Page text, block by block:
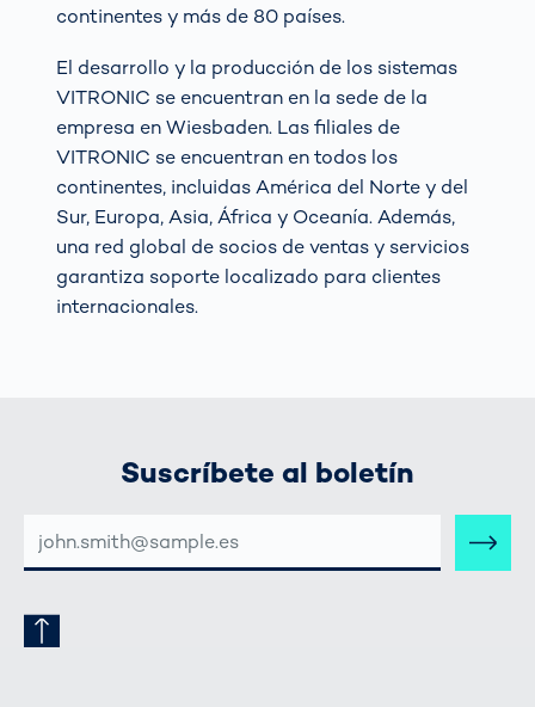
continentes y más de 80 países.
El desarrollo y la producción de los sistemas
VITRONIC se encuentran en la sede de la
empresa en Wiesbaden. Las filiales de
VITRONIC se encuentran en todos los
continentes, incluidas América del Norte y del
Sur, Europa, Asia, África y Oceanía. Además,
una red global de socios de ventas y servicios
garantiza soporte localizado para clientes
internacionales.
Suscríbete al boletín
CORREO